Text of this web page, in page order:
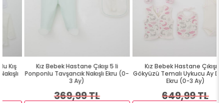
Kız Bebek Hastane Çıkışı 5 li
Ponponlu Tavşancık Nakışlı Ekru (0-
369,99 TL
Kız Bebek Hastane Çıkışı 8 li
Gökyüzü Temalı Uykucu Ay Desenli
Ekru (0-3 Ay)
649,99 TL